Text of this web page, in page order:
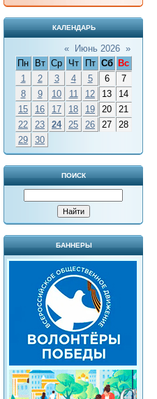
КАЛЕНДАРЬ
« Июнь 2026 »
Пн
Вт Ср Чт Пт Сб
Вс
1
2 3 4 5 6
7
8
9 10 11 12 13
14
15
16 17 18 19 20
21
22
23 24 25 26 27
28
29
30
ПОИСК
БАННЕРЫ